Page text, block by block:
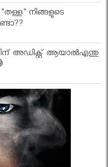
നിങ്ങളുടെ
അഡിക്റ്റ് ആയാൽഎന്തു